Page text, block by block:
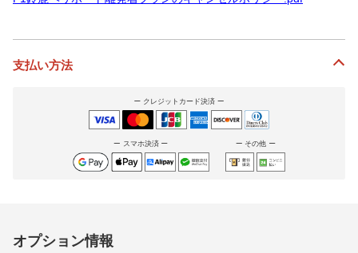
支払い方法
クレジットカード決済
スマホ決済 その他
オプション情報